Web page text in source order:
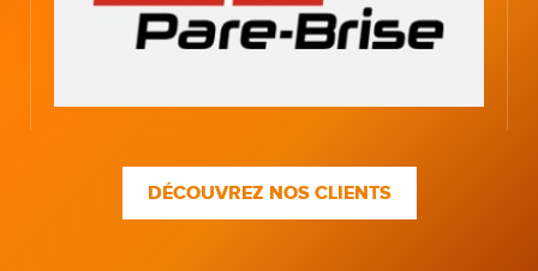
DÉCOUVREZ NOS CLIENTS